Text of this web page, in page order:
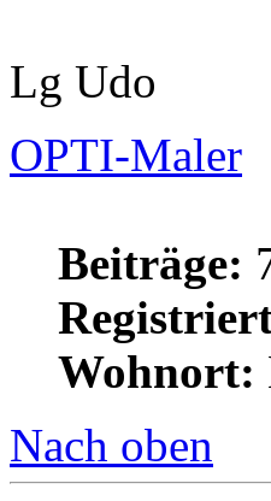
Lg Udo
OPTI-Maler
Beiträge:
Wohnort:
Nach oben